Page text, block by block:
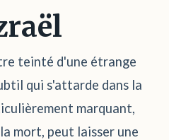
teinté d'une étrange
qui s'attarde dans la
marquant,
mort, peut laisser une